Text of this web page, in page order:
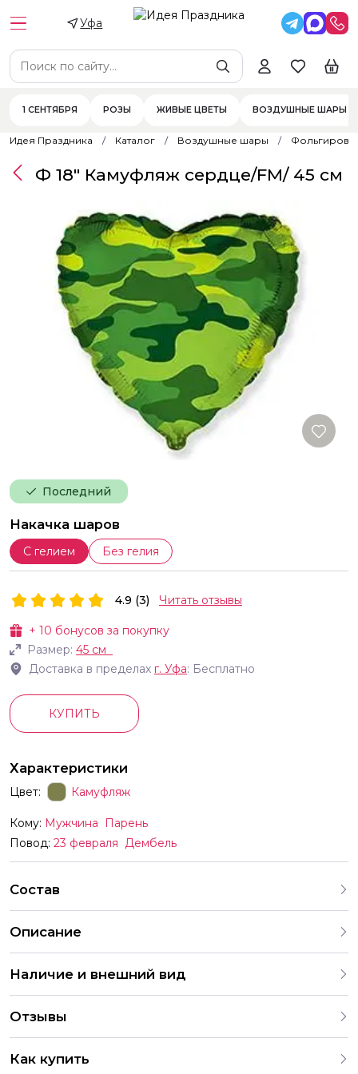
Уфа
1 СЕНТЯБРЯ РОЗЫ ЖИВЫЕ ЦВЕТЫ ВОЗДУШНЫЕ ШАРЫ
Идея Праздника Каталог Воздушные шары
Последний
Накачка шаров
С гелием Без гелия
Ф 18" Камуфляж сердце/FM/ 45 см
+ 10 бонусов за покупку
Размер: 45 см
Доставка в пределах г. Уфа: Бесплатно
4.9 (3) Читать отзывы
КУПИТЬ
Характеристики
Цвет: Камуфляж
Кому: Мужчина
Парень
Повод: 23 февраля Дембель
Состав
Описание
Наличие и внешний вид
индивидуальных предпочтений и тематики праздника. На
нашем сайте представлены различные варианты
оформления и комбинаций. В случае отсутствия
определенных шаров, мы предложим аналогичные по
Отзывы
4.9 286 Оценок
Как купить